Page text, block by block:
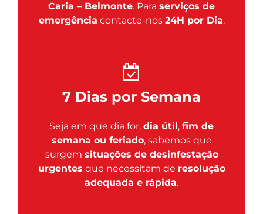
Caria – Belmonte. Para serviços de
emergência contacte-nos 24H por Dia.
7 Dias por Semana
Seja em que dia for, dia útil, fim de
semana ou feriado, sabemos que
surgem situações de desinfestação
urgentes que necessitam de resolução
adequada e rápida.